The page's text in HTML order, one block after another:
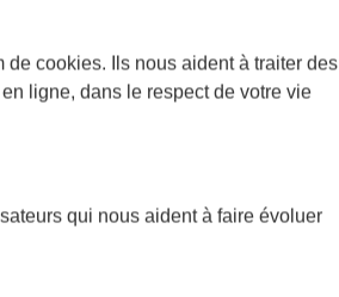
de cookies. Ils nous aident à traiter des
ligne, dans le respect de votre vie
qui nous aident à faire évoluer